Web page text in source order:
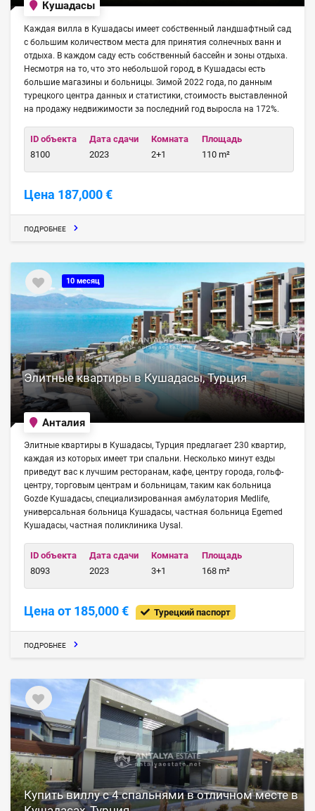
Кушадасы
Каждая вилла в Кушадасы имеет собственный ландшафтный сад
с большим количеством места для принятия солнечных ванн и
отдыха. В каждом саду есть собственный бассейн и зоны отдыха.
Несмотря на то, что это небольшой город, в Кушадасы есть
большие магазины и больницы. Зимой 2022 года, по данным
турецкого центра данных и статистики, стоимость выставленной
на продажу недвижимости за последний год выросла на 172%.
ID объекта
8100
Дата сдачи
2023
Комната
2+1
Площадь
110 m²
Цена 187,000 €
ПОДРОБНЕЕ
10 месяц
Элитные квартиры в Кушадасы, Турция
Анталия
Элитные квартиры в Кушадасы, Турция предлагает 230 квартир,
каждая из которых имеет три спальни. Несколько минут езды
приведут вас к лучшим ресторанам, кафе, центру города, гольф-
центру, торговым центрам и больницам, таким как больница
Gozde Кушадасы, специализированная амбулатория Medlife,
универсальная больница Кушадасы, частная больница Egemed
Кушадасы, частная поликлиника Uysal.
ID объекта
8093
Дата сдачи
2023
Комната
3+1
Площадь
168 m²
Цена от 185,000 € Турецкий паспорт
ПОДРОБНЕЕ
Купить виллу с 4 спальнями в отличном месте в